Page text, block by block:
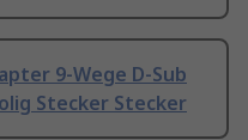
9-Wege D-Sub
Stecker Stecker